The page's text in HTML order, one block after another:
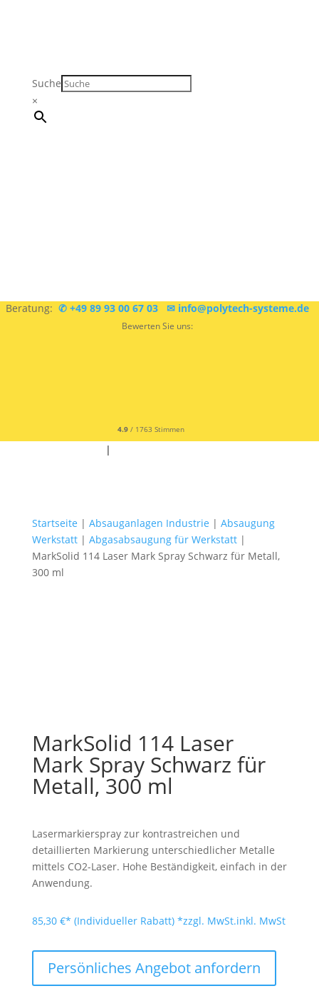
Suche
×
Beratung: ✆ +49 89 93 00 67 03 ✉ info@polytech-systeme.de
Bewerten Sie uns:
4.9/ 1763 Stimmen
|
Startseite | Absauganlagen Industrie | Absaugung
Werkstatt| Abgasabsaugung für Werkstatt|
MarkSolid 114 Laser Mark Spray Schwarz für Metall,
300 ml
MarkSolid 114 Laser
Mark Spray Schwarz für
Metall, 300 ml
Lasermarkierspray zur kontrastreichen und
detaillierten Markierung unterschiedlicher Metalle
mittels CO2-Laser. Hohe Beständigkeit, einfach in der
Anwendung.
85,30 € *zzgl. MwSt.inkl. MwSt
Persönliches Angebot anfordern